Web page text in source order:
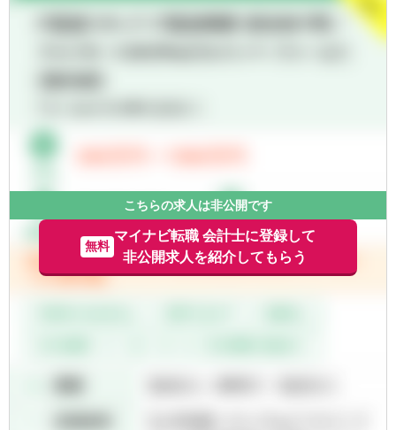
■カーブアウト分析（カーブアウトPL/BS分
どの支援業務
【キャリアパス】
■年功序列ではなく、実績/能力ベースでの評
価。
■またM&A未経験者の場合は、財務DDから経
こちらの求人は非公開です
無料
マイナビ転職 会計士に登録して
非公開求人を紹介してもらう